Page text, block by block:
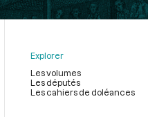
Explorer
Les volumes
Les députés
Les cahiers de doléances